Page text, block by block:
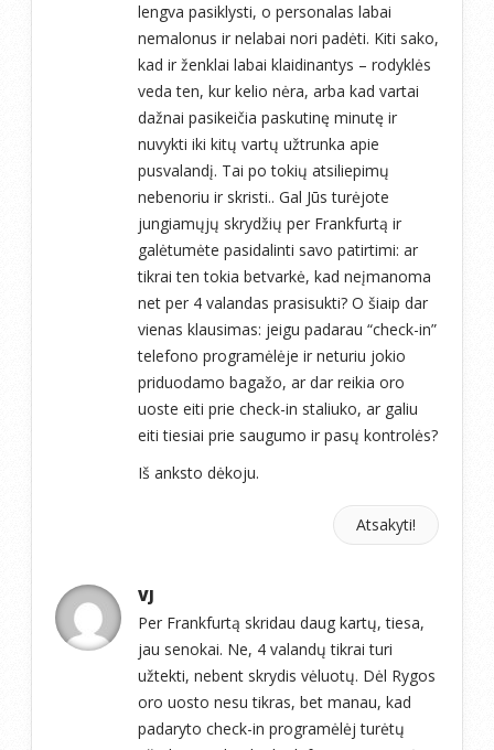
lengva pasiklysti, o personalas labai
nemalonus ir nelabai nori padėti. Kiti sako,
kad ir ženklai labai klaidinantys – rodyklės
veda ten, kur kelio nėra, arba kad vartai
dažnai pasikeičia paskutinę minutę ir
nuvykti iki kitų vartų užtrunka apie
pusvalandį. Tai po tokių atsiliepimų
nebenoriu ir skristi.. Gal Jūs turėjote
jungiamųjų skrydžių per Frankfurtą ir
galėtumėte pasidalinti savo patirtimi: ar
tikrai ten tokia betvarkė, kad neįmanoma
net per 4 valandas prasisukti? O šiaip dar
vienas klausimas: jeigu padarau “check-in”
telefono programėlėje ir neturiu jokio
priduodamo bagažo, ar dar reikia oro
uoste eiti prie check-in staliuko, ar galiu
eiti tiesiai prie saugumo ir pasų kontrolės?
Iš anksto dėkoju.
Atsakyti!
VJ
Per Frankfurtą skridau daug kartų, tiesa,
jau senokai. Ne, 4 valandų tikrai turi
užtekti, nebent skrydis vėluotų. Dėl Rygos
oro uosto nesu tikras, bet manau, kad
padaryto check-in programėlėj turėtų